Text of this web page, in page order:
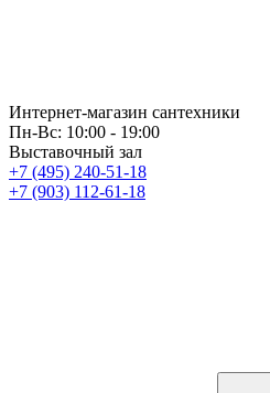
Интернет-магазин сантехники
Пн-Вс: 10:00 - 19:00
Выставочный зал
+7 (495) 240-51-18
+7 (903) 112-61-18